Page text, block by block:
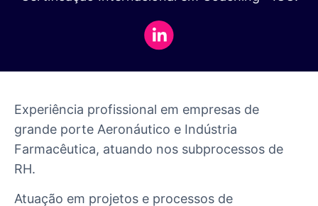
Experiência profissional em empresas de
grande porte Aeronáutico e Indústria
Farmacêutica, atuando nos subprocessos de
RH.
Atuação em projetos e processos de